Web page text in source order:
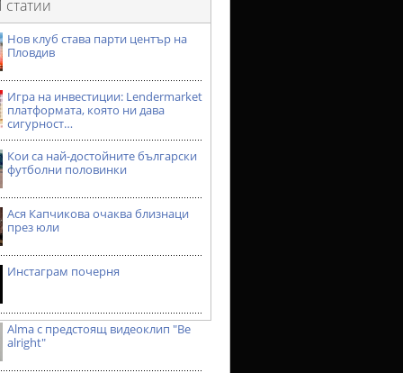
Нов клуб става парти център на
Пловдив
Игра на инвестиции: Lendermarket
платформата, която ни дава
сигурност…
Кои са най-достойните български
футболни половинки
Ася Капчикова очаква близнаци
през юли
Инстаграм почерня
Alma с предстоящ видеоклип "Be
alright"